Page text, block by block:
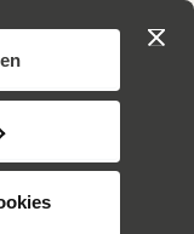
Mein
Search